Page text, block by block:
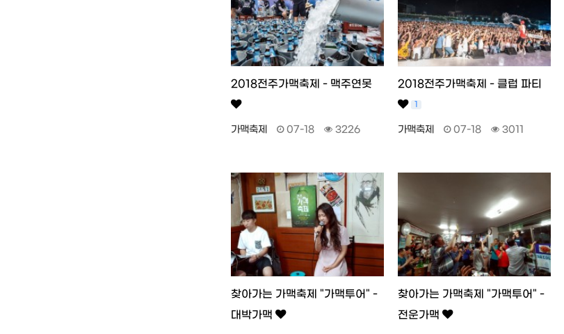
2018전주가맥축제 - 맥주연못
가맥축제 07-18 3226
2018전주가맥축제 - 클럽 파티
가맥축제 07-18 3011
찾아가는 가맥축제 "가맥투어" -
대박가맥
찾아가는 가맥축제 "가맥투어" -
전운가맥